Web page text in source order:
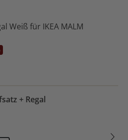
Weiß für IKEA MALM
+ Regal